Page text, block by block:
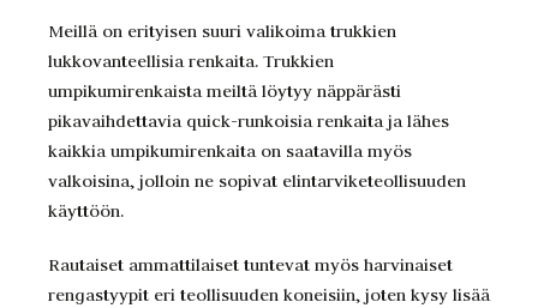
Meillä on erityisen suuri valikoima trukkien
lukkovanteellisia renkaita. Trukkien
umpikumirenkaista meiltä löytyy näppärästi
pikavaihdettavia quick-runkoisia renkaita ja lähes
kaikkia umpikumirenkaita on saatavilla myös
valkoisina, jolloin ne sopivat elintarviketeollisuuden
käyttöön.
Rautaiset ammattilaiset tuntevat myös harvinaiset
rengastyypit eri teollisuuden koneisiin, joten kysy lisää